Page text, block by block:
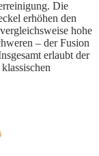
Die
erhöhen den
hohe
– der Fusion
erlaubt der